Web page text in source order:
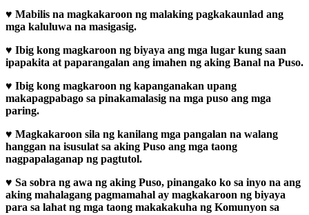
♥ Mabilis na magkakaroon ng malaking pagkakaunlad ang
mga kaluluwa na masigasig.
♥ Ibig kong magkaroon ng biyaya ang mga lugar kung saan
ipapakita at paparangalan ang imahen ng aking Banal na Puso.
♥ Ibig kong magkaroon ng kapanganakan upang
makapagpabago sa pinakamalasig na mga puso ang mga
paring.
♥ Magkakaroon sila ng kanilang mga pangalan na walang
hanggan na isusulat sa aking Puso ang mga taong
nagpapalaganap ng pagtutol.
♥ Sa sobra ng awa ng aking Puso, pinangako ko sa inyo na ang
aking mahalagang pagmamahal ay magkakaroon ng biyaya
para sa lahat ng mga taong makakakuha ng Komunyon sa